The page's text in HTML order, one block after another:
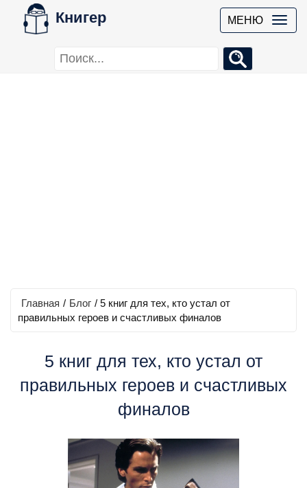
Книгер МЕНЮ
Главная / Блог / 5 книг для тех, кто устал от
правильных героев и счастливых финалов
5 книг для тех, кто устал от
правильных героев и счастливых
финалов